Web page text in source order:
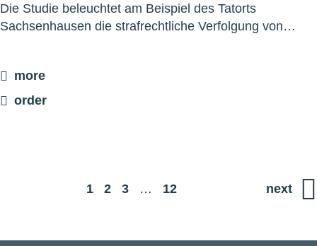
Die Studie beleuchtet am Beispiel des Tatorts
Sachsenhausen die strafrechtliche Verfolgung von…
more
order
1 2 3 … 12 next